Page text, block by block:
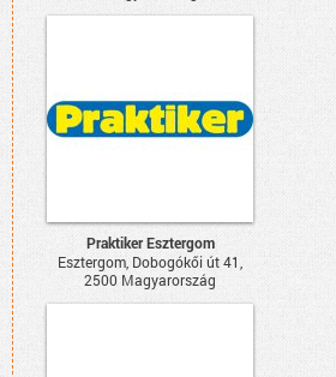
Praktiker Esztergom
Esztergom, Dobogókői út 41,
2500 Magyarország